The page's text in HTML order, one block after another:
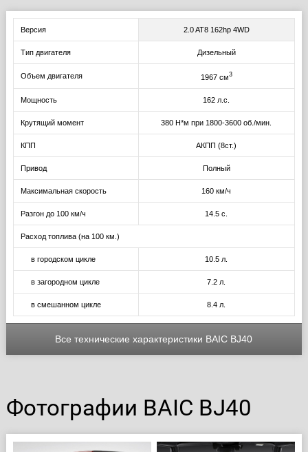
Версия 2.0 AT8 162hp 4WD
Тип двигателя Дизельный
Объем двигателя 1967 см3
Мощность 162 л.с.
Крутящий момент 380 Н*м при 1800-3600 об./мин.
КПП АКПП (8ст.)
Привод Полный
Максимальная скорость 160 км/ч
Разгон до 100 км/ч 14.5 с.
Расход топлива (на 100 км.)
в городском цикле 10.5 л.
в загородном цикле 7.2 л.
в смешанном цикле 8.4 л.
Все технические характеристики BAIC BJ40
Фотографии BAIC BJ40